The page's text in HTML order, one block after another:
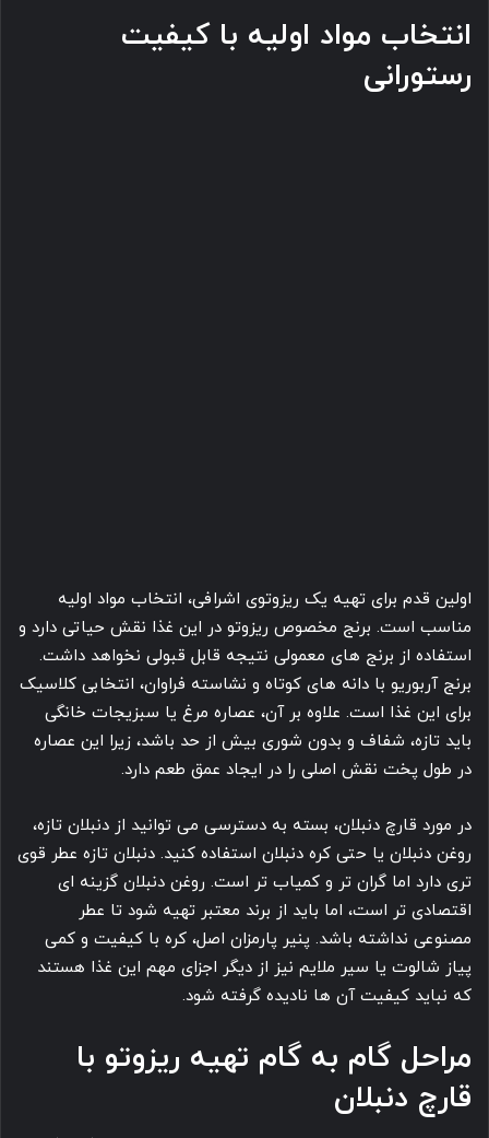
انتخاب مواد اولیه با کیفیت
رستورانی
اولین قدم برای تهیه یک ریزوتوی اشرافی، انتخاب مواد اولیه
مناسب است. برنج مخصوص ریزوتو در این غذا نقش حیاتی دارد و
استفاده از برنج های معمولی نتیجه قابل قبولی نخواهد داشت.
برنج آربوریو با دانه های کوتاه و نشاسته فراوان، انتخابی کلاسیک
برای این غذا است. علاوه بر آن، عصاره مرغ یا سبزیجات خانگی
باید تازه، شفاف و بدون شوری بیش از حد باشد، زیرا این عصاره
در طول پخت نقش اصلی را در ایجاد عمق طعم دارد.
در مورد قارچ دنبلان، بسته به دسترسی می توانید از دنبلان تازه،
روغن دنبلان یا حتی کره دنبلان استفاده کنید. دنبلان تازه عطر قوی
تری دارد اما گران تر و کمیاب تر است. روغن دنبلان گزینه ای
اقتصادی تر است، اما باید از برند معتبر تهیه شود تا عطر
مصنوعی نداشته باشد. پنیر پارمزان اصل، کره با کیفیت و کمی
پیاز شالوت یا سیر ملایم نیز از دیگر اجزای مهم این غذا هستند
که نباید کیفیت آن ها نادیده گرفته شود.
مراحل گام به گام تهیه ریزوتو با
قارچ دنبلان